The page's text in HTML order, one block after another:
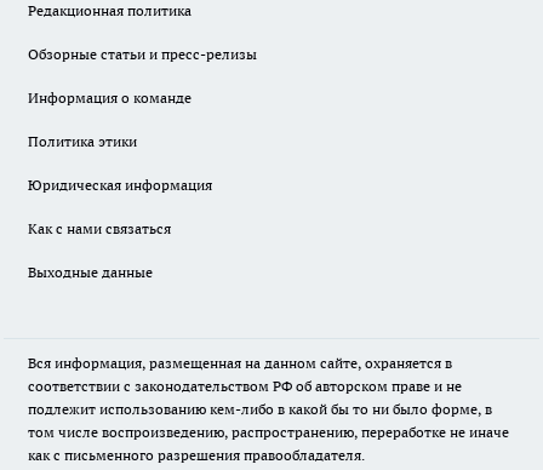
Редакционная политика
Обзорные статьи и пресс-релизы
Информация о команде
Политика этики
Юридическая информация
Как с нами связаться
Выходные данные
Вся информация, размещенная на данном сайте, охраняется в
соответствии с законодательством РФ об авторском праве и не
подлежит использованию кем-либо в какой бы то ни было форме, в
том числе воспроизведению, распространению, переработке не иначе
как с письменного разрешения правообладателя.